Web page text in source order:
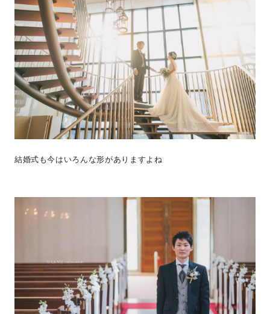
結婚式も今はいろんな形がありますよね